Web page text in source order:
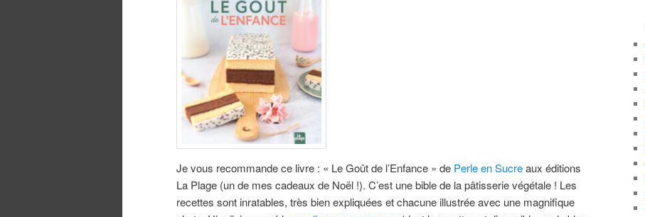
Je vous recommande ce livre : « Le Goût de l’Enfance » de Perle en Sucreaux éditions
La Plage (un de mes cadeaux de Noël !). C’est une bible de la pâtisserie végétale ! Les
recettes sont inratables, très bien expliquées et chacune illustrée avec une magnifique